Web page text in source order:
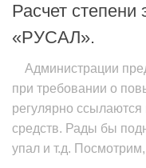
Расчет степени
«РУСАЛ».
Администрации
при требовании о
регулярно
средств. Рады бы
упал и т.д. Посмотрим,